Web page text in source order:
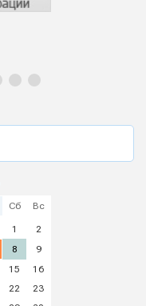
Сб Вс
1
2
8
9
15
16
22
23